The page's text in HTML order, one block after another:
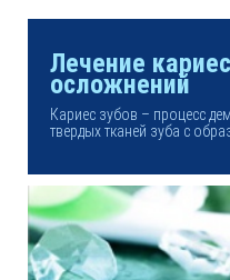
Лечение
осложнений
Кариес зубов – процесс
твердых тканей зуба с